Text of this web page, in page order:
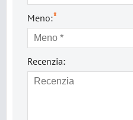
Meno:*
Recenzia: